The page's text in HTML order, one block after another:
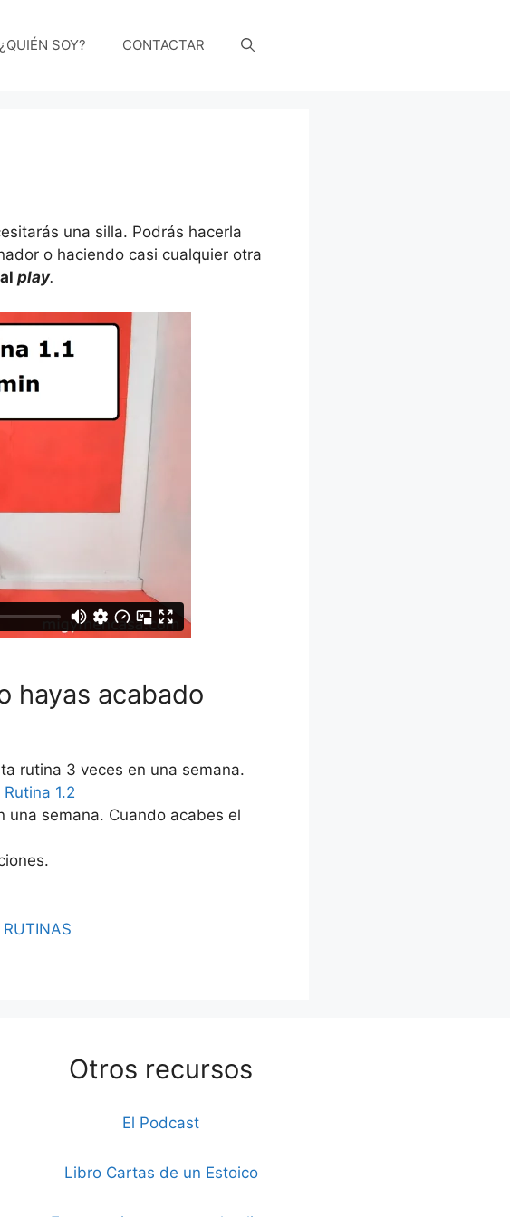
¿QUIÉN SOY? CONTACTAR
una silla. Podrás hacerla
o haciendo casi cualquier otra
play.
hayas acabado
rutina 3 veces en una semana.
Rutina 1.2
una semana. Cuando acabes el
Otros recursos
El Podcast
Libro Cartas de un Estoico